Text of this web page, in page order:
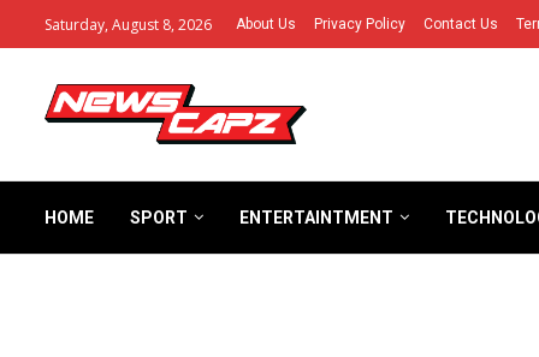
Saturday, August 8, 2026 About Us Privacy Policy Contact Us
HOME SPORT ENTERTAINTMENT